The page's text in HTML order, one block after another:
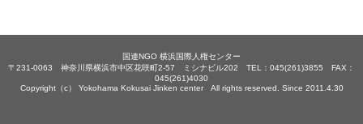
国連NGO 横浜国際人権センター
〒231-0063 神奈川県横浜市中区花咲町2-57 ミシナビル202 TEL：045(261)3855 FAX：
045(261)4030
Copyright（c） Yokohama Kokusai Jinken center All rights reserved. Since 2011.4.30